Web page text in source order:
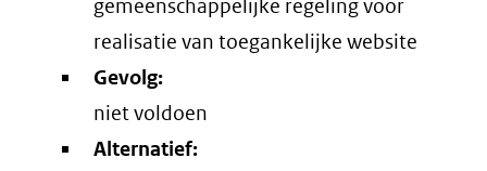
gemeenschappelijke regeling voor
realisatie van toegankelijke website
Gevolg:
niet voldoen
Alternatief: